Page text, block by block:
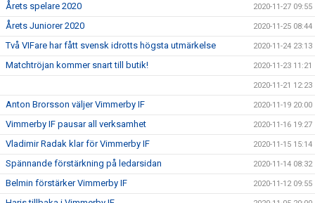
Årets spelare 2020 2020-11-27 09:55
Årets Juniorer 2020 2020-11-25 08:44
Två VIFare har fått svensk idrotts högsta utmärkelse 2020-11-24 23:13
Matchtröjan kommer snart till butik! 2020-11-23 11:21
2020-11-21 12:23
Anton Brorsson väljer Vimmerby IF 2020-11-19 20:00
Vimmerby IF pausar all verksamhet 2020-11-16 19:27
Vladimir Radak klar för Vimmerby IF 2020-11-15 15:14
Spännande förstärkning på ledarsidan 2020-11-14 08:32
Belmin förstärker Vimmerby IF 2020-11-12 09:55